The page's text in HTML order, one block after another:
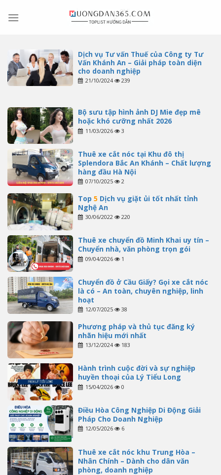
Dịch vụ Tư vấn Thuế của Công ty Tư
Vấn Khánh An – Giải pháp toàn diện
cho doanh nghiệp
21/10/2024 239
Bộ sưu tập hình ảnh DJ Mie đẹp mê
hoặc khó cưỡng nhất 2026
11/03/2026 3
Thuê xe cắt nóc tại Khu đô thị
Splendora Bắc An Khánh – Chất lượng
hàng đầu Hà Nội
07/10/2025 2
Top 5 Dịch vụ giặt ủi tốt nhất tỉnh
Nghệ An
30/06/2022 220
Thuê xe chuyển đồ Minh Khai uy tín –
Chuyển nhà, văn phòng trọn gói
09/04/2026 1
Chuyển đồ ở Cầu Giấy? Gọi xe cắt nóc
là có – An toàn, chuyên nghiệp, linh
hoạt
12/07/2025 38
Phương pháp và thủ tục đăng ký
nhãn hiệu mới nhất
13/12/2024 183
Hành trình cuộc đời và sự nghiệp
huyền thoại của Lý Tiểu Long
15/04/2026 0
Điều Hòa Công Nghiệp Di Động Giải
Pháp Cho Doanh Nghiệp
12/05/2026 6
Thuê xe cắt nóc khu Trung Hòa –
Nhân Chính – Dành cho dân văn
phòng, doanh nghiệp